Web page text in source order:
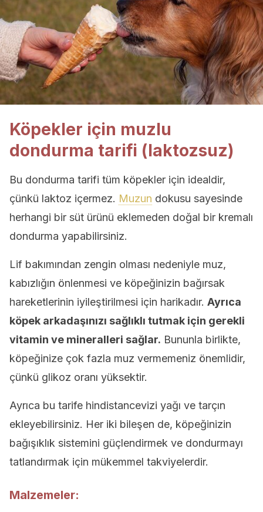
Köpekler için muzlu
dondurma tarifi (laktozsuz)
Bu dondurma tarifi tüm köpekler için idealdir,
çünkü laktoz içermez. Muzun dokusu sayesinde
herhangi bir süt ürünü eklemeden doğal bir kremalı
dondurma yapabilirsiniz.
Lif bakımından zengin olması nedeniyle muz,
kabızlığın önlenmesi ve köpeğinizin bağırsak
hareketlerinin iyileştirilmesi için harikadır. Ayrıca
köpek arkadaşınızı sağlıklı tutmak için gerekli
vitamin ve mineralleri sağlar. Bununla birlikte,
köpeğinize çok fazla muz vermemeniz önemlidir,
çünkü glikoz oranı yüksektir.
Ayrıca bu tarife hindistancevizi yağı ve tarçın
ekleyebilirsiniz. Her iki bileşen de, köpeğinizin
bağışıklık sistemini güçlendirmek ve dondurmayı
tatlandırmak için mükemmel takviyelerdir.
Malzemeler: